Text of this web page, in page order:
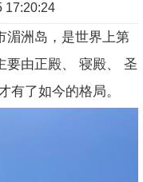
17:20:24
湄洲岛，是世界上第
要由正殿、 寝殿、 圣
有了如今的格局。